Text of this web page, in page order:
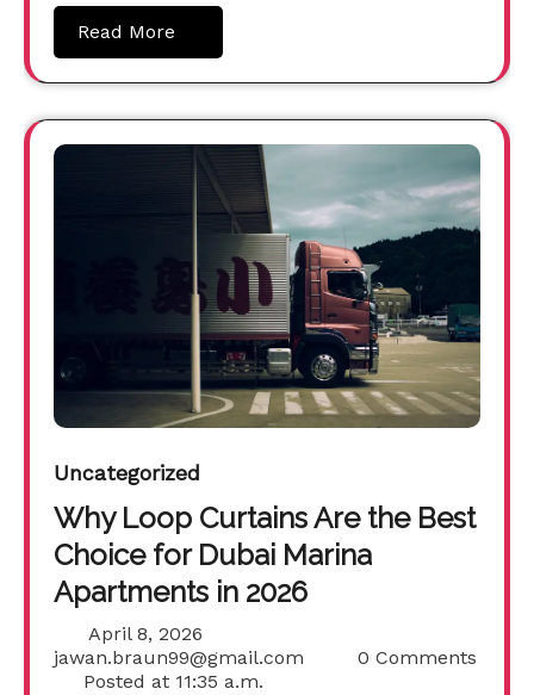
Read More
Uncategorized
Why Loop Curtains Are the Best
Choice for Dubai Marina
Apartments in 2026
April 8, 2026
jawan.braun99@gmail.com
0 Comments
Posted at 11:35 a.m.